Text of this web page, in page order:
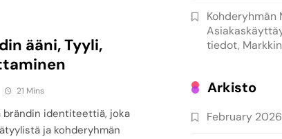
ääni, Tyyli,
21 Mins
brändin identiteettiä, joka
ja kohderyhmän
Kohderyhmän
tiedot,
Arkisto
February 2026